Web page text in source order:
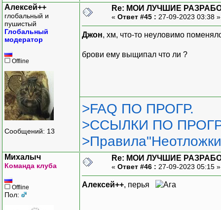
Алексей++
глобальный и
пушистый
Глобальный
модератор
Offline
Сообщений: 13
Re: МОИ ЛУЧШИЕ
« Ответ #45 : 27-09-2023 03:38
Джон, хм, что-то неуловимо
брови ему выщипал что ли ?
>FAQ ПО ПРОГР.
>ССЫЛКИ ПО
Михалыч
Команда клуба
Offline
Пол:
Re: МОИ ЛУЧШИЕ
« Ответ #46 : 27-09-2023 05:15
Алексей++, перья